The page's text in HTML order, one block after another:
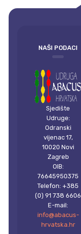
NAŠI PODACI
Sjedište
Udruge:
Odranski
vijenac 17,
10020 Novi
Zagreb
OIB:
76645950375
Telefon: +385
(0) 91 738 6606
E-mail:
info@abacus-
hrvatska.hr